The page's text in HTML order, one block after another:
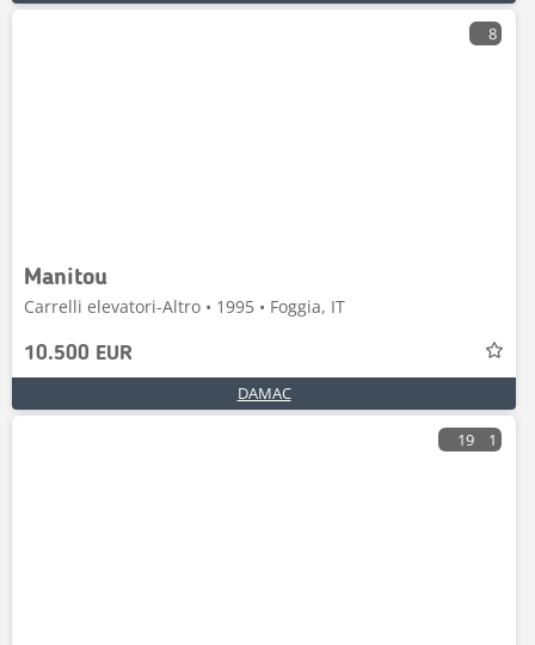
8
Manitou
Carrelli elevatori-Altro • 1995 • Foggia, IT
10.500 EUR
DAMAC
19 1